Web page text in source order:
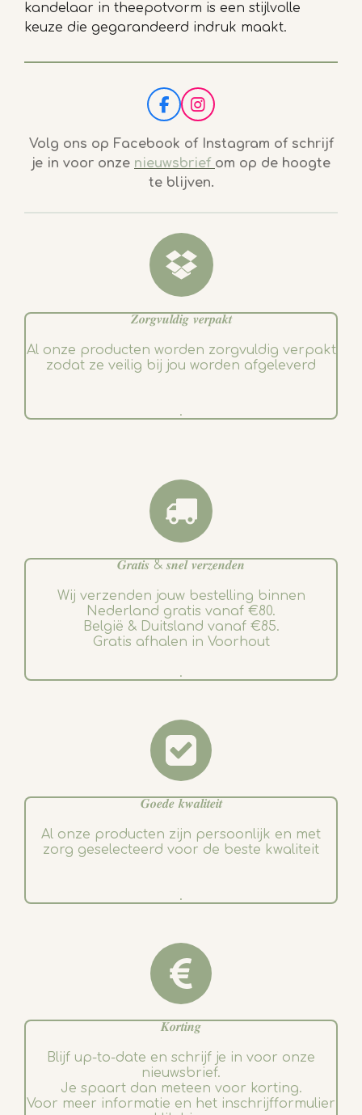
kandelaar in theepotvorm is een stijlvolle
keuze die gegarandeerd indruk maakt.
F
a
c
b
o
k
I
n
s
t
a
g
a
Volg ons op Facebook of Instagram of schrijf
je in voor onze nieuwsbrief om op de hoogte
te blijven.
𝒁𝒐𝒓𝒈𝒗𝒖𝒍𝒅𝒊𝒈 𝒗𝒆𝒓𝒑𝒂𝒌𝒕
Al onze producten worden zorgvuldig verpakt
zodat ze veilig bij jou worden afgeleverd
.
𝑮𝒓𝒂𝒕𝒊𝒔 & 𝒔𝒏𝒆𝒍 𝒗𝒆𝒓𝒛𝒆𝒏𝒅𝒆𝒏
Wij verzenden jouw bestelling binnen
Nederland gratis vanaf €80.
België & Duitsland vanaf €85.
Gratis afhalen in Voorhout
.
𝑮𝒐𝒆𝒅𝒆 𝒌𝒘𝒂𝒍𝒊𝒕𝒆𝒊𝒕
Al onze producten zijn persoonlijk en met
zorg geselecteerd voor de beste kwaliteit
.
𝑲𝒐𝒓𝒕𝒊𝒏𝒈
Blijf up-to-date en schrijf je in voor onze
nieuwsbrief.
Je spaart dan meteen voor korting.
Voor meer informatie en het inschrijfformulier